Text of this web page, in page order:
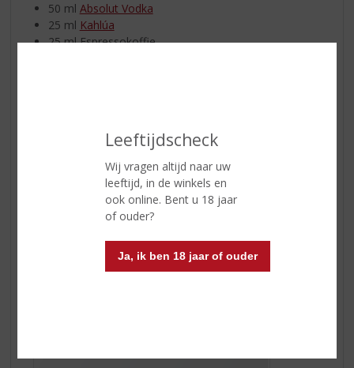
Leeftijdscheck
Wij vragen altijd naar uw
leeftijd, in de winkels en
ook online. Bent u 18 jaar
of ouder?
Ja, ik ben 18 jaar of ouder
50 ml Absolut Vodka
25 ml Kahlúa
25 ml Espressokoffie
Elk jaar trekken liefhebbers de bossen in om de
donkerrode, rijpe bramen te plukken waar ze zelf jam
van maken. In die zelfde vrije natuur worden met
evenveel liefde de bramen geoogst voor